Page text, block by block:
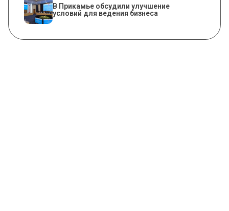
В Прикамье обсудили улучшение
условий для ведения бизнеса